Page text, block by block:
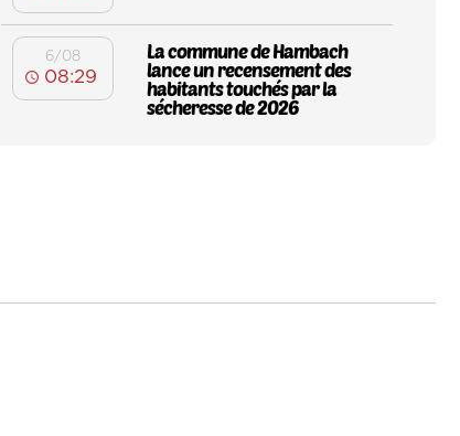
6/08
08:29
La commune de Hambach
lance un recensement des
habitants touchés par la
sécheresse de 2026